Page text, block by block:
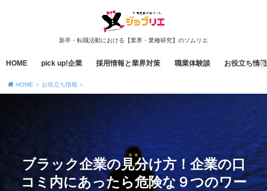
新卒・転職活動における【業界・業種研究】のソムリエ
HOME pick up!企業 採用情報と業界対策 職業体験談 お役立ち情報
HOME お役立ち情報
ブラック企業の見分け方！企業の口
コミ内にあったら危険な９つのワー